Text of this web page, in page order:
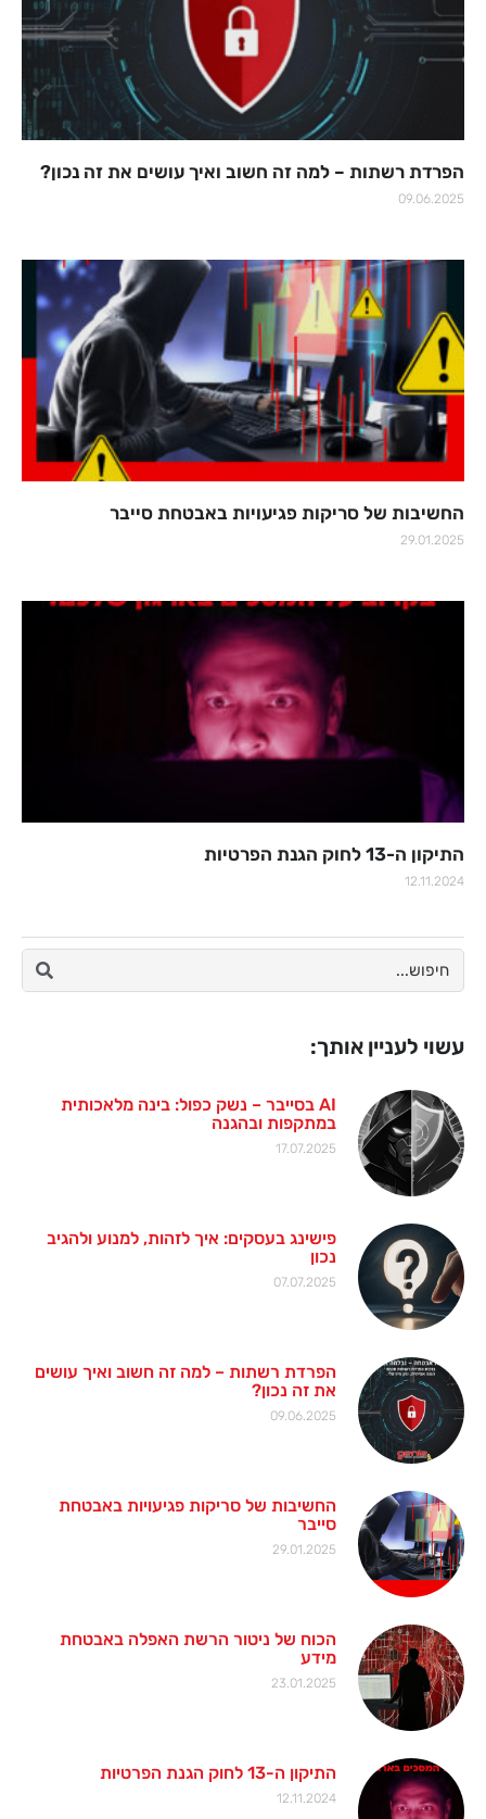
עשוי לעניין אותך:
AI בסייבר – נשק כפול: בינה מלאכותית
במתקפות ובהגנה
17.07.2025
פישינג בעסקים: איך לזהות, למנוע ולהגיב
נכון
07.07.2025
הפרדת רשתות – למה זה חשוב ואיך עושים
את זה נכון?
09.06.2025
החשיבות של סריקות פגיעויות באבטחת
סייבר
29.01.2025
הכוח של ניטור הרשת האפלה באבטחת
מידע
23.01.2025
התיקון ה-13 לחוק הגנת הפרטיות
12.11.2024
הפרדת רשתות – למה זה חשוב ואיך עושים את זה נכון?
09.06.2025
החשיבות של סריקות פגיעויות באבטחת סייבר
29.01.2025
התיקון ה-13 לחוק הגנת הפרטיות
12.11.2024